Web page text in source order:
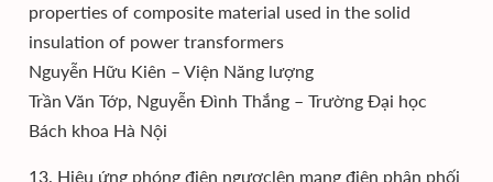
properties of composite material used in the solid
insulation of power transformers
Nguyễn Hữu Kiên – Viện Năng lượng
Trần Văn Tớp, Nguyễn Đình Thắng – Trường Đại học
Bách khoa Hà Nội
13. Hiệu ứng phóng điện ngượclên mạng điện phân phối